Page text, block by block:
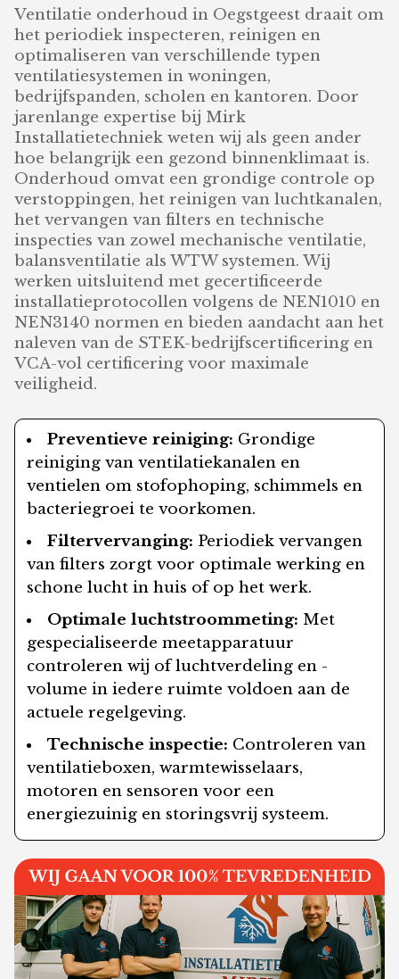
Ventilatie onderhoud in Oegstgeest draait om
het periodiek inspecteren, reinigen en
optimaliseren van verschillende typen
ventilatiesystemen in woningen,
bedrijfspanden, scholen en kantoren. Door
jarenlange expertise bij Mirk
Installatietechniek weten wij als geen ander
hoe belangrijk een gezond binnenklimaat is.
Onderhoud omvat een grondige controle op
verstoppingen, het reinigen van luchtkanalen,
het vervangen van filters en technische
inspecties van zowel mechanische ventilatie,
balansventilatie als WTW systemen. Wij
werken uitsluitend met gecertificeerde
installatieprotocollen volgens de NEN1010 en
NEN3140 normen en bieden aandacht aan het
naleven van de STEK-bedrijfscertificering en
VCA-vol certificering voor maximale
veiligheid.
Preventieve reiniging: Grondige
reiniging van ventilatiekanalen en
ventielen om stofophoping, schimmels en
bacteriegroei te voorkomen.
Filtervervanging: Periodiek vervangen
van filters zorgt voor optimale werking en
schone lucht in huis of op het werk.
Optimale luchtstroommeting: Met
gespecialiseerde meetapparatuur
controleren wij of luchtverdeling en -
volume in iedere ruimte voldoen aan de
actuele regelgeving.
Technische inspectie: Controleren van
ventilatieboxen, warmtewisselaars,
motoren en sensoren voor een
energiezuinig en storingsvrij systeem.